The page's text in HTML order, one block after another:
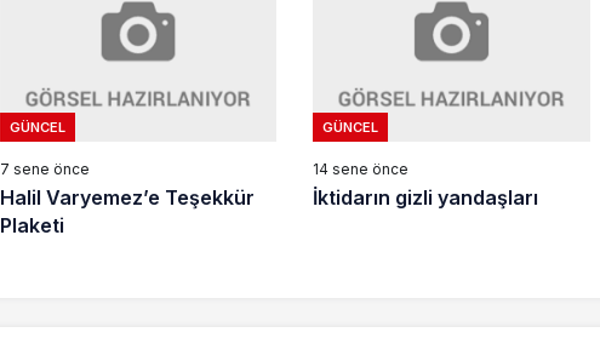
GÜNCEL
7 sene önce
Halil Varyemez’e Teşekkür
Plaketi
GÜNCEL
14 sene önce
İktidarın gizli yandaşları